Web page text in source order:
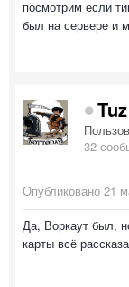
посмотрим если
был на сервере и
Tuz
32
Опубликовано 21
Да, Воркаут был,
карты всё